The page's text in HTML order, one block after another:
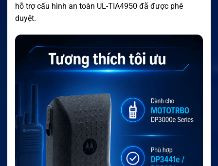
hỗ trợ cấu hình an toàn UL-TIA4950 đã được phê
duyệt.